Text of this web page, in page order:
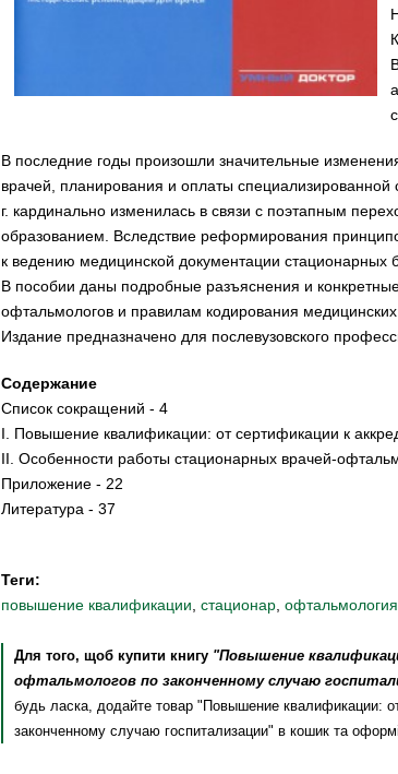
В последние годы произошли значительные
врачей, планирования и оплаты
г. кардинально изменилась в связи с поэтапным
образованием. Вследствие реформирования
к ведению медицинской документации стационарных
В пособии даны подробные разъяснения и
офтальмологов и правилам кодирования
Издание предназначено для послевузовского
Содержание
Список сокращений - 4
I. Повышение квалификации: от сертификации к
II. Особенности работы стационарных врачей-
Приложение - 22
Литература - 37
Теги:
повышение квалификации, стационар, офтальмология
Для того, щоб купити книгу "Повышение
офтальмологов по законченному случаю
будь ласка, додайте товар "Повышение квалификации:
законченному случаю госпитализации" в кошик та